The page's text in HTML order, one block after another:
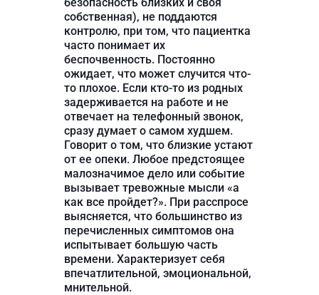
собственная), не поддаются
контролю, при том, что пациентка
часто понимает их
беспочвенность. Постоянно
ожидает, что может случится что-
то плохое. Если кто-то из родных
задерживается на работе и не
отвечает на телефонный звонок,
сразу думает о самом худшем.
Говорит о том, что близкие устают
от ее опеки. Любое предстоящее
малозначимое дело или событие
вызывает тревожные мысли «а
как все пройдет?». При расспросе
выясняется, что большинство из
перечисленных симптомов она
испытывает большую часть
времени. Характеризует себя
впечатлительной, эмоциональной,
мнительной.